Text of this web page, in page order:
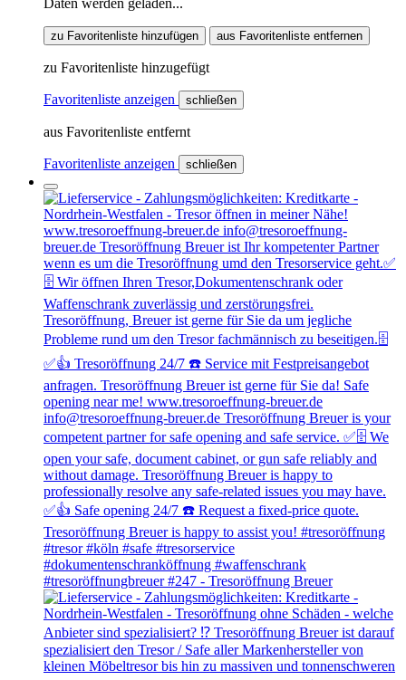
Daten werden geladen...
zu Favoritenliste hinzufügen aus Favoritenliste entfernen
zu Favoritenliste hinzugefügt
Favoritenliste anzeigen schließen
aus Favoritenliste entfernt
Favoritenliste anzeigen schließen